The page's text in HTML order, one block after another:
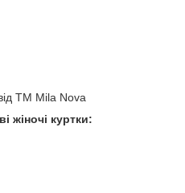
ТМ Mila Nova
жіночі куртки: